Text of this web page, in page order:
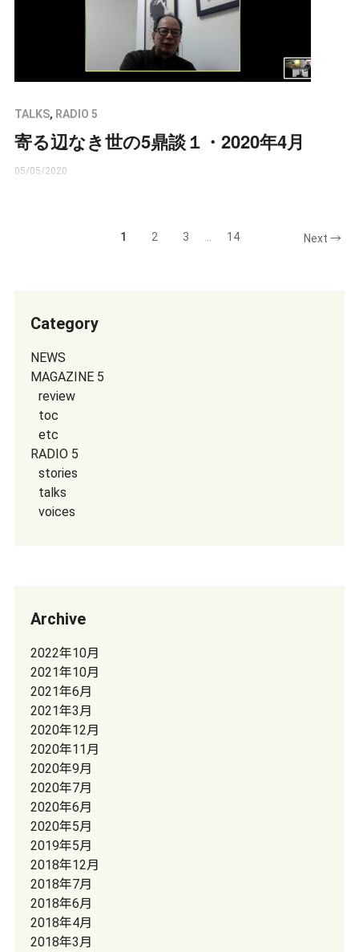
TALKS, RADIO 5
寄る辺なき世の5鼎談１・2020年4月
05/05/2020
1 2 3 14 Next →
Category
NEWS
MAGAZINE 5
review
toc
etc
RADIO 5
stories
talks
voices
Archive
2022年10月
2021年10月
2021年6月
2021年3月
2020年12月
2020年11月
2020年9月
2020年7月
2020年6月
2020年5月
2019年5月
2018年12月
2018年7月
2018年6月
2018年4月
2018年3月